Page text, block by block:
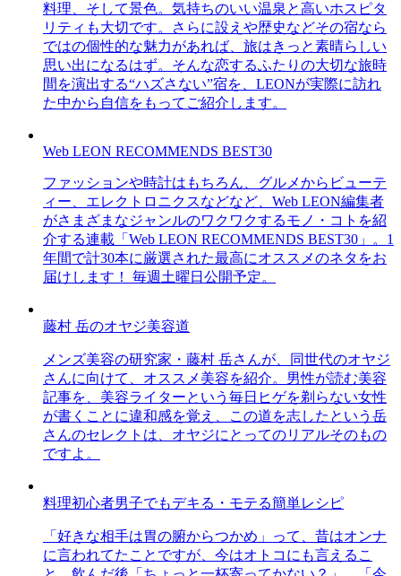
料理、そして景色。気持ちのいい温泉と高いホスピタ
リティも大切です。さらに設えや歴史などその宿なら
ではの個性的な魅力があれば、旅はきっと素晴らしい
思い出になるはず。そんな恋するふたりの大切な旅時
間を演出する“ハズさない”宿を、LEONが実際に訪れ
た中から自信をもってご紹介します。
Web LEON RECOMMENDS BEST30
ファッションや時計はもちろん、グルメからビューテ
ィー、エレクトロニクスなどなど、Web LEON編集者
がさまざまなジャンルのワクワクするモノ・コトを紹
介する連載「Web LEON RECOMMENDS BEST30」。1
年間で計30本に厳選された最高にオススメのネタをお
届けします！ 毎週土曜日公開予定。
藤村 岳のオヤジ美容道
メンズ美容の研究家・藤村 岳さんが、同世代のオヤジ
さんに向けて、オススメ美容を紹介。男性が読む美容
記事を、美容ライターという毎日ヒゲを剃らない女性
が書くことに違和感を覚え、この道を志したという岳
さんのセレクトは、オヤジにとってのリアルそのもの
ですよ。
料理初心者男子でもデキる・モテる簡単レシピ
「好きな相手は胃の腑からつかめ」って、昔はオンナ
に言われてたことですが、今はオトコにも言えるこ